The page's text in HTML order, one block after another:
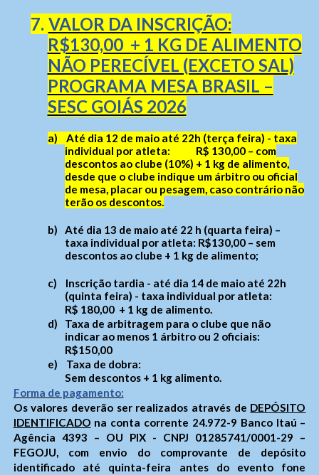
7. VALOR DA INSCRIÇÃO:
R$130,00 + 1 KG DE ALIMENTO
NÃO PERECÍVEL (EXCETO SAL)
PROGRAMA MESA BRASIL –
SESC GOIÁS 2026
a)
Até dia 12 de maio até 22h (terça feira) - taxa
individual por atleta: R$ 130,00 – com
descontos ao clube (10%) + 1 kg de alimento,
desde que o clube indique um árbitro ou oficial
de mesa, placar ou pesagem, caso contrário não
terão os descontos.
b)
Até dia 13 de maio até 22 h (quarta feira) –
taxa individual por atleta: R$130,00 – sem
descontos ao clube + 1 kg de alimento;
c) Inscrição tardia - até dia 14 de maio até 22h
(quinta feira) - taxa individual por atleta:
R$ 180,00 + 1 kg de alimento.
d)
Taxa de arbitragem para o clube que não
indicar ao menos 1 árbitro ou 2 oficiais:
R$150,00
e)
Taxa de dobra:
Sem descontos + 1 kg alimento.
Forma de pagamento:
Os valores deverão ser realizados através de DEPÓSITO
IDENTIFICADO na conta corrente 24.972-9 Banco Itaú –
Agência 4393 – OU PIX - CNPJ 01285741/0001-29 –
FEGOJU, com envio do comprovante de depósito
identificado até quinta-feira antes do evento fone